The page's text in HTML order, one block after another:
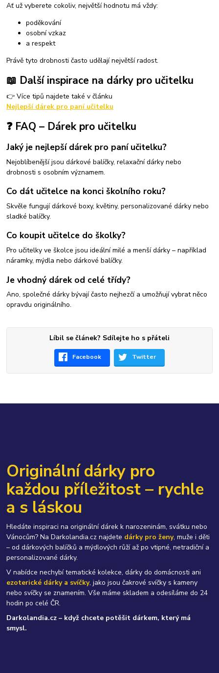
Ať už vyberete cokoliv, největší hodnotu má vždy:
poděkování
osobní vzkaz
a respekt
Právě tyto drobnosti často udělají největší radost.
📖 Další inspirace na dárky pro učitelku
👉 Více tipů najdete také v článku
Nejlepší dárek pro paní učitelku
❓ FAQ – Dárek pro učitelku
Jaký je nejlepší dárek pro paní učitelku?
Nejoblíbenější jsou dárkové balíčky, relaxační dárky nebo
drobnosti s osobním významem.
Co dát učitelce na konci školního roku?
Skvěle fungují dárkové boxy, květiny, personalizované dárky nebo
sladké balíčky.
Co koupit učitelce do školky?
Pro učitelky ve školce jsou ideální milé a menší dárky – například
náramky, mýdla nebo dárkové balíčky.
Je vhodný dárek od celé třídy?
Ano, společné dárky bývají často nejhezčí a umožňují vybrat něco
opravdu originálního.
Líbil se článek? Sdílejte ho s přáteli
Facebook Twitter
Originální dárky pro
každou příležitost – rychle
a s láskou
Hledáte inspiraci na originální dárek k narozeninám, svátku nebo
Vánocům? Na Darkolandia.cz najdete dárky pro ženy, muže i děti
– od dárkových balíčků a mýdlových růží až po vtipné, netradiční a
personalizované dárky.
V nabídce nechybí tematické kolekce, dárky do domácnosti ani
ezoterické dárky a svíčky, jako jsou čakrové svíčky s kameny
nebo svíčky se znamením. Vše máme skladem a odesíláme do 24
hodin po celé ČR.
Darkolandia.cz – když chcete potěšit dárkem, který má
smysl.